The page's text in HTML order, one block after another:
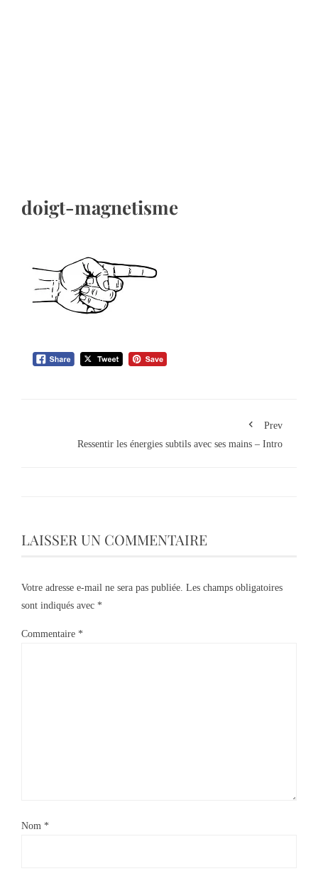
doigt-magnetisme
Prev
Ressentir les énergies subtils avec ses mains – Intro
LAISSER UN COMMENTAIRE
Votre adresse e-mail ne sera pas publiée. Les champs obligatoires
sont indiqués avec *
Commentaire *
Nom *